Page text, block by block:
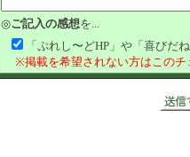
◎ご記入の感想を...
「ぷれし〜どHP」や「喜びだ
※掲載を希望されない方はこのチ